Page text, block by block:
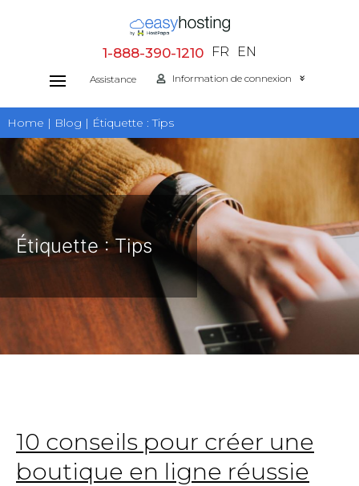
1-888-390-1210 FR EN
Assistance Information de connexion
Home | Blog | Étiquette :Tips
Étiquette :Tips
10 conseils pour créer une
boutique en ligne réussie